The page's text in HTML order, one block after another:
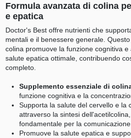
Formula avanzata di colina
e epatica
Doctor's Best offre nutrienti che
mentali e il benessere generale.
colina promuove la funzione cognitiva
salute epatica ottimale, contribuendo
completo.
Supplemento essenziale di
funzione cognitiva e la
Supporta la salute del cervello e la
attraverso la sintesi
fondamentale per la
Promuove la salute epatica e